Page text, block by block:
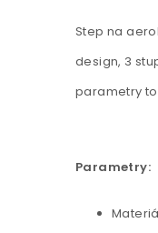
Step na
design, 3
parametry
Parametry: